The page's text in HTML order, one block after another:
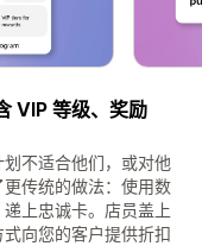
VIP 等级、奖励
不适合他们，或对他
传统的做法：使用数
上忠诚卡。店员盖上
向您的客户提供折扣